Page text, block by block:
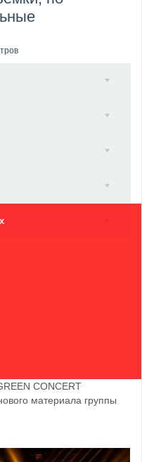
новую волну участ...
x
CONCERT
материала группы